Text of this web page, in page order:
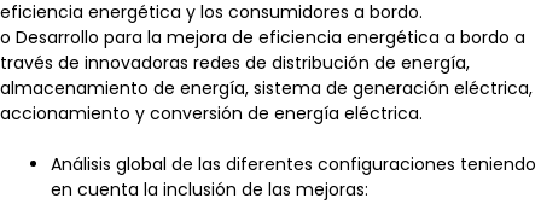
eficiencia energética y los consumidores a bordo.
o Desarrollo para la mejora de eficiencia energética a bordo a
través de innovadoras redes de distribución de energía,
almacenamiento de energía, sistema de generación eléctrica,
accionamiento y conversión de energía eléctrica.
Análisis global de las diferentes configuraciones teniendo
en cuenta la inclusión de las mejoras: